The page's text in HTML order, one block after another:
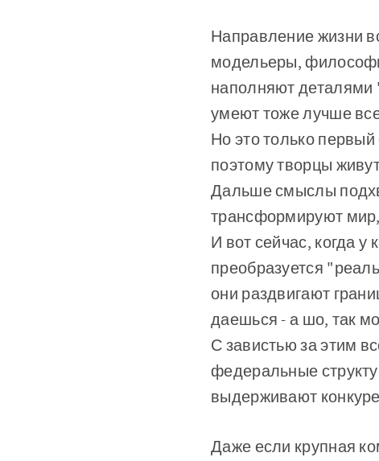
Направление жизни
модельеры,
наполняют деталями
умеют тоже лучше
Но это только
поэтому творцы
Дальше смыслы
трансформируют
И вот сейчас, когда у
преобразуется
они раздвигают
даешься - а шо, так
С завистью за этим
федеральные
выдерживают
Даже если крупная